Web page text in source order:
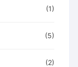
(1)
(5)
(2)